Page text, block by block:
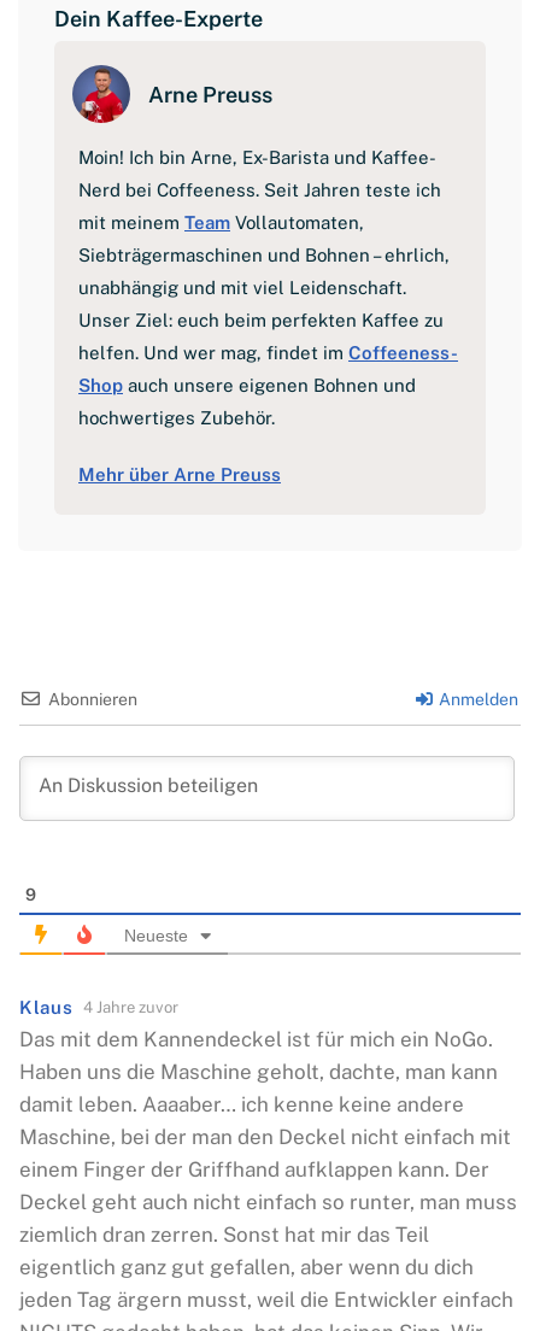
m
e
Dein Kaffee-Experte
Arne Preuss
Moin! Ich bin Arne, Ex-Barista und Kaffee-
Nerd bei Coffeeness. Seit Jahren teste ich
mit meinem Team Vollautomaten,
Siebträgermaschinen und Bohnen – ehrlich,
unabhängig und mit viel Leidenschaft.
Unser Ziel: euch beim perfekten Kaffee zu
helfen. Und wer mag, findet im Coffeeness-
Shop auch unsere eigenen Bohnen und
hochwertiges Zubehör.
Mehr über Arne Preuss
Abonnieren Anmelden
9
Neueste
Klaus 4 Jahre zuvor
Das mit dem Kannendeckel ist für mich ein NoGo.
Haben uns die Maschine geholt, dachte, man kann
damit leben. Aaaaber… ich kenne keine andere
Maschine, bei der man den Deckel nicht einfach mit
einem Finger der Griffhand aufklappen kann. Der
Deckel geht auch nicht einfach so runter, man muss
ziemlich dran zerren. Sonst hat mir das Teil
eigentlich ganz gut gefallen, aber wenn du dich
jeden Tag ärgern musst, weil die Entwickler einfach